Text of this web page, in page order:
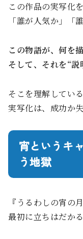
この作品の実写化
「誰が人気か」「
この物語が、何を
そして、それを“
そこを理解してい
実写化は、成功か
宵というキ
う地獄
『うるわしの宵の
最初に立ちはだか